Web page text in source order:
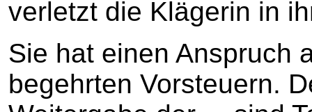
verletzt die Klägerin in
Sie hat einen Anspruch
begehrten Vorsteuern.